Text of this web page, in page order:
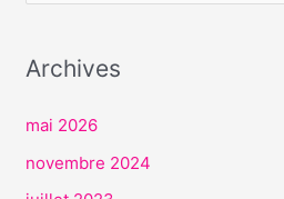
V
C
Archives
mai 2026
novembre 2024